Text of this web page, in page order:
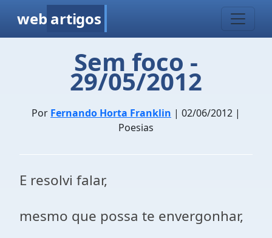
web artigos
Sem foco -
29/05/2012
Por Fernando Horta Franklin | 02/06/2012 |
Poesias
E resolvi falar,
mesmo que possa te envergonhar,